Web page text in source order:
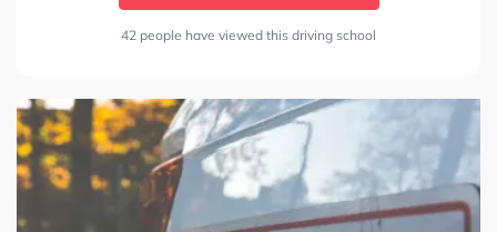
42 people have viewed this driving school